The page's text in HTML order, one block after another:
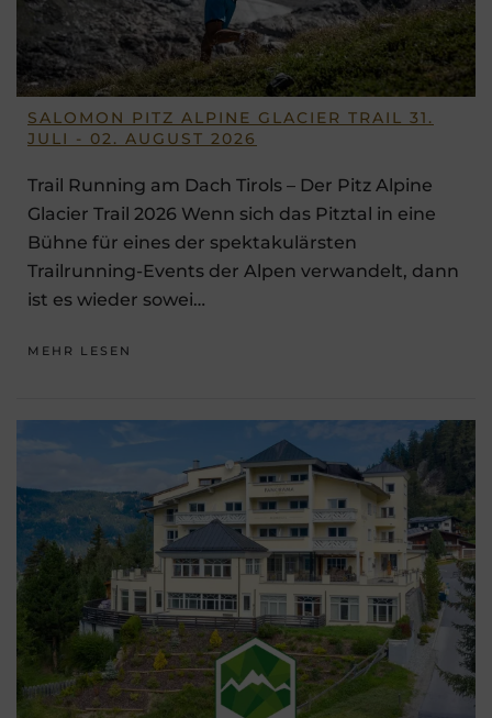
SALOMON PITZ ALPINE GLACIER TRAIL 31.
JULI - 02. AUGUST 2026
Trail Running am Dach Tirols – Der Pitz Alpine
Glacier Trail 2026 Wenn sich das Pitztal in eine
Bühne für eines der spektakulärsten
Trailrunning-Events der Alpen verwandelt, dann
ist es wieder sowei…
MEHR LESEN